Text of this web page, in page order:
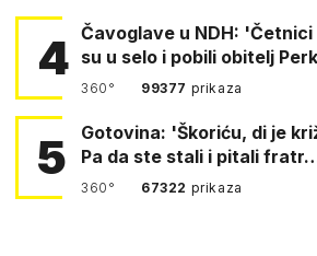
4 Čavoglave u NDH:
su u selo i pobili obitelj
360° 99377 prikaza
5
Gotovina: 'Škoriću, di je
Pa da ste stali i pitali
360° 67322 prikaza